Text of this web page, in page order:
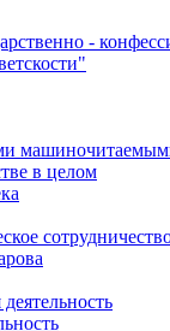
-
в целом